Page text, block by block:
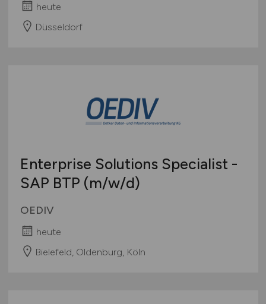
heute
Düsseldorf
Enterprise Solutions Specialist -
SAP BTP (m/w/d)
OEDIV
heute
Bielefeld, Oldenburg, Köln